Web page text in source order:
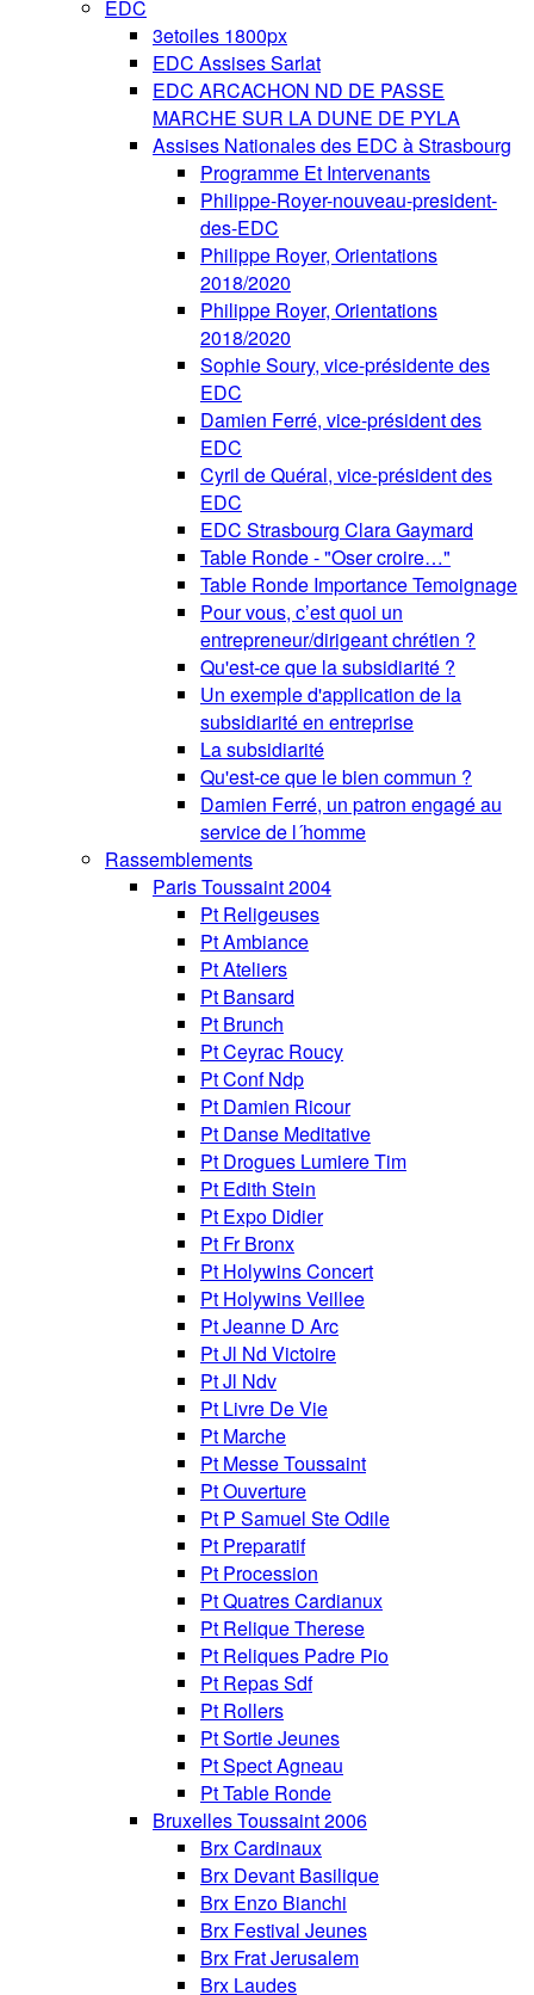
EDC
3etoiles 1800px
EDC Assises Sarlat
EDC ARCACHON ND DE PASSE
MARCHE SUR LA DUNE DE PYLA
Assises Nationales des EDC à Strasbourg
Programme Et Intervenants
Philippe-Royer-nouveau-president-
des-EDC
Philippe Royer, Orientations
2018/2020
Philippe Royer, Orientations
2018/2020
Sophie Soury, vice-présidente des
EDC
Damien Ferré, vice-président des
EDC
Cyril de Quéral, vice-président des
EDC
EDC Strasbourg Clara Gaymard
Table Ronde - "Oser croire…"
Table Ronde Importance Temoignage
Pour vous, c’est quoi un
entrepreneur/dirigeant chrétien ?
Qu'est-ce que la subsidiarité ?
Un exemple d'application de la
subsidiarité en entreprise
La subsidiarité
Qu'est-ce que le bien commun ?
Damien Ferré, un patron engagé au
service de l´homme
Rassemblements
Paris Toussaint 2004
Pt Religeuses
Pt Ambiance
Pt Ateliers
Pt Bansard
Pt Brunch
Pt Ceyrac Roucy
Pt Conf Ndp
Pt Damien Ricour
Pt Danse Meditative
Pt Drogues Lumiere Tim
Pt Edith Stein
Pt Expo Didier
Pt Fr Bronx
Pt Holywins Concert
Pt Holywins Veillee
Pt Jeanne D Arc
Pt Jl Nd Victoire
Pt Jl Ndv
Pt Livre De Vie
Pt Marche
Pt Messe Toussaint
Pt Ouverture
Pt P Samuel Ste Odile
Pt Preparatif
Pt Procession
Pt Quatres Cardianux
Pt Relique Therese
Pt Reliques Padre Pio
Pt Repas Sdf
Pt Rollers
Pt Sortie Jeunes
Pt Spect Agneau
Pt Table Ronde
Bruxelles Toussaint 2006
Brx Cardinaux
Brx Devant Basilique
Brx Enzo Bianchi
Brx Festival Jeunes
Brx Frat Jerusalem
Brx Laudes